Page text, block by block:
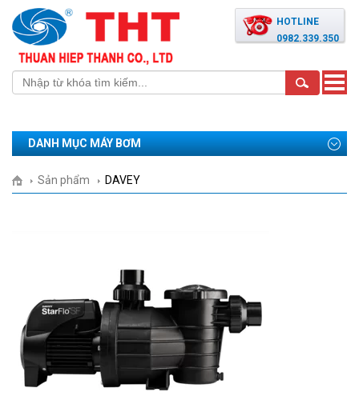
HOTLINE
0982.339.350
Toggle
DANH MỤC MÁY BƠM
Sản phẩm DAVEY